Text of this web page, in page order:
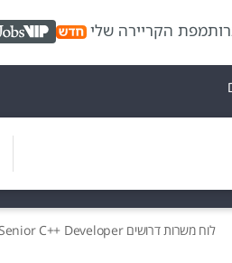
מפת הקריירה שלי VIP
לוח משרותדרושים Senior C++ Developer בבית ינאי, לא נמצאו תוצאות לחיפוש זה